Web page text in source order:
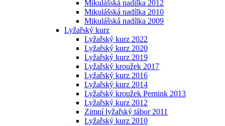
Mikulášská nadílka 2012
Mikulášská nadílka 2010
Mikulášská nadílka 2009
Lyžařský kurz
Lyžařský kurz 2022
Lyžařský kurz 2020
Lyžařský kurz 2019
Lyžařský kroužek 2017
Lyžařský kurz 2016
Lyžařský kurz 2014
Lyžařský kroužek Pernink 2013
Lyžařský kurz 2012
Zimní lyžařský tábor 2011
Lyžařský kurz 2010